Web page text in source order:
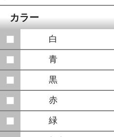
カラー
白
青
黒
赤
緑